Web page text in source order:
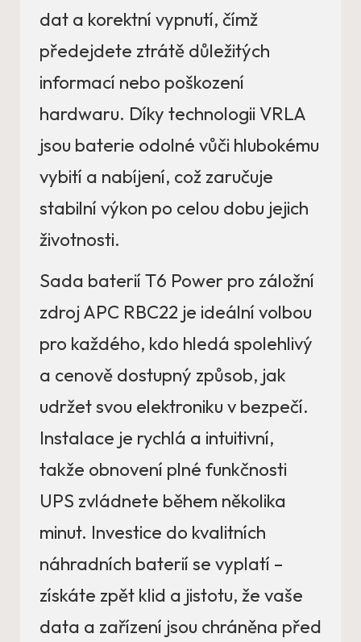
dat a korektní vypnutí, čímž
předejdete ztrátě důležitých
informací nebo poškození
hardwaru. Díky technologii VRLA
jsou baterie odolné vůči hlubokému
vybití a nabíjení, což zaručuje
stabilní výkon po celou dobu jejich
životnosti.
Sada baterií T6 Power pro záložní
zdroj APC RBC22 je ideální volbou
pro každého, kdo hledá spolehlivý
a cenově dostupný způsob, jak
udržet svou elektroniku v bezpečí.
Instalace je rychlá a intuitivní,
takže obnovení plné funkčnosti
UPS zvládnete během několika
minut. Investice do kvalitních
náhradních baterií se vyplatí –
získáte zpět klid a jistotu, že vaše
data a zařízení jsou chráněna před